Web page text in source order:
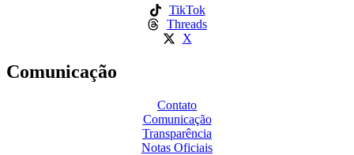
TikTok
Threads
X
Comunicação
Contato
Comunicação
Transparência
Notas Oficiais